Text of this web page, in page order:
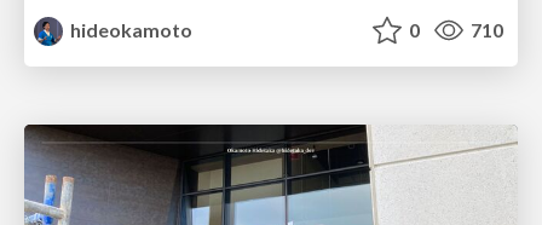
hideokamoto
0 710